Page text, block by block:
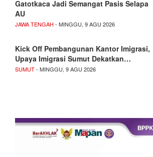
Gatotkaca Jadi Semangat Pasis Selapa
AU
JAWA TENGAH - MINGGU, 9 AGU 2026
Kick Off Pembangunan Kantor Imigrasi,
Upaya Imigrasi Sumut Dekatkan…
SUMUT- MINGGU, 9 AGU 2026